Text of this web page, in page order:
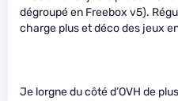
dégroupé en Freebox v5).
charge plus et déco des jeux
Je lorgne du côté d’OVH de